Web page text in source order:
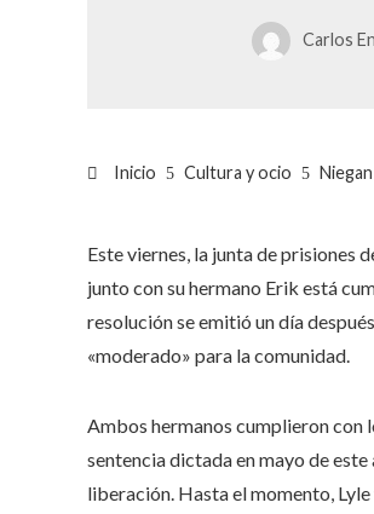
Carlos
Inicio Cultura y ocio
Este viernes, la junta de prisiones
junto con su hermano Erik está
resolución se emitió un día
«moderado» para la comunidad.
Ambos hermanos cumplieron con
sentencia dictada en mayo de
liberación. Hasta el momento,